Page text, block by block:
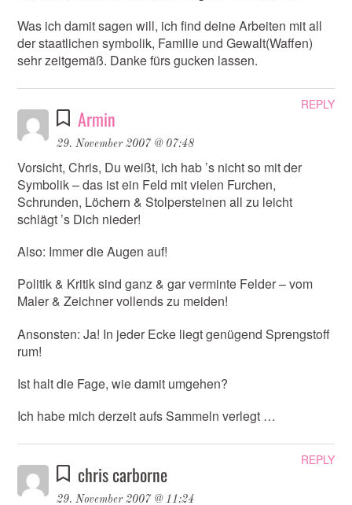
Was ich damit sagen will, ich find deine Arbeiten mit all
der staatlichen symbolik, Familie und Gewalt(Waffen)
sehr zeitgemäß. Danke fürs gucken lassen.
Armin
29. November 2007 @ 07:48
Vorsicht, Chris, Du weißt, ich hab ’s nicht so mit der
Symbolik – das ist ein Feld mit vielen Furchen,
Schrunden, Löchern & Stolpersteinen all zu leicht
schlägt ’s Dich nieder!
Also: Immer die Augen auf!
Politik & Kritik sind ganz & gar verminte Felder – vom
Maler & Zeichner vollends zu meiden!
Ansonsten: Ja! In jeder Ecke liegt genügend Sprengstoff
rum!
Ist halt die Fage, wie damit umgehen?
Ich habe mich derzeit aufs Sammeln verlegt …
REPLY
chris carborne
29. November 2007 @ 11:24
REPLY